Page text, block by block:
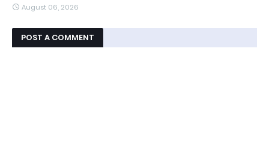
August 06, 2026
POST A COMMENT